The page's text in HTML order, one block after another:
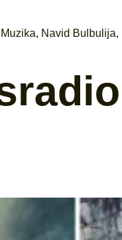
Muzika, Navid Bulbulija,